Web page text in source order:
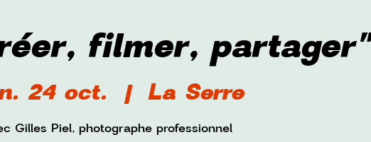
filmer, partager"
24 oct.
  |
La Serre
Gilles Piel, photographe professionnel